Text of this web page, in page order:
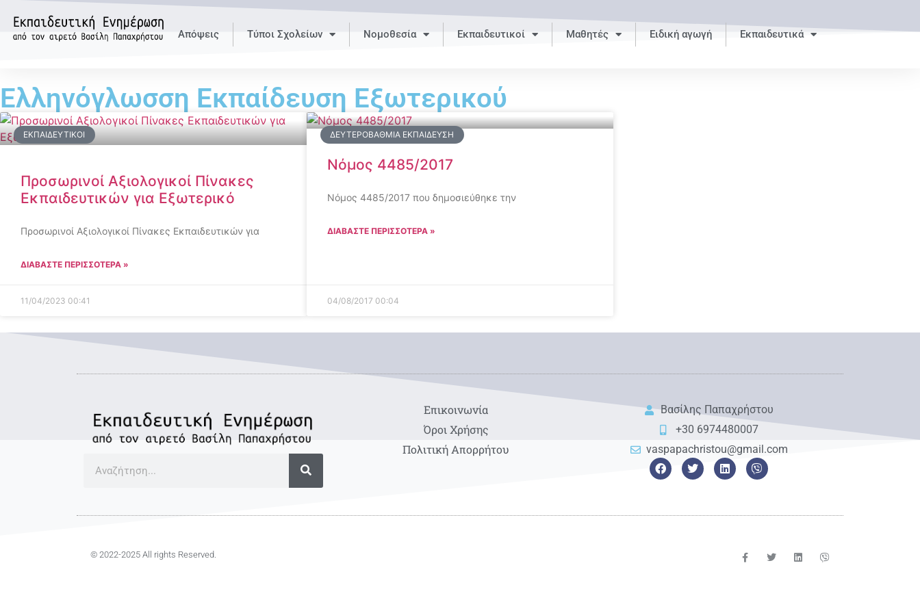
Απόψεις Τύποι Σχολείων Νομοθεσία Εκπαιδευτικοί Μαθητές Ειδική αγωγή Εκπαιδευτικά
Ελληνόγλωσση Εκπαίδευση Εξωτερικού
ΕΚΠΑΙΔΕΥΤΙΚΟΊ
Προσωρινοί Αξιολογικοί Πίνακες
Εκπαιδευτικών για Εξωτερικό
Προσωρινοί Αξιολογικοί Πίνακες Εκπαιδευτικών για
ΔΙΑΒΑΣΤΕ ΠΕΡΙΣΣΟΤΕΡΑ »
11/04/2023 00:41
ΔΕΥΤΕΡΟΒΆΘΜΙΑ ΕΚΠΑΊΔΕΥΣΗ
Νόμος 4485/2017
Νόμος 4485/2017 που δημοσιεύθηκε την
ΔΙΑΒΑΣΤΕ ΠΕΡΙΣΣΟΤΕΡΑ »
04/08/2017 00:04
Eπικοινωνία
Όροι Χρήσης
Πολιτική Απορρήτου
Βασίλης Παπαχρήστου
+30 6974480007
vaspapachristou@gmail.com
© 2022-2025 All rights Reserved.